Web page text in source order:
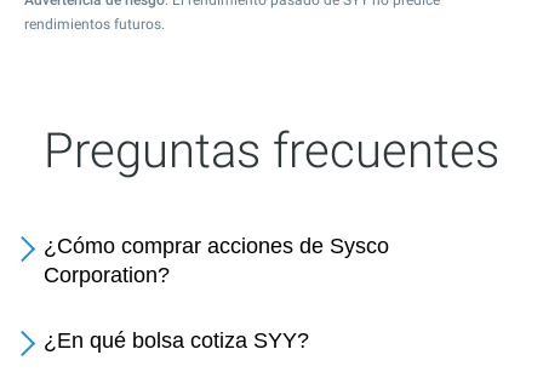
rendimientos futuros.
Preguntas frecuentes
¿Cómo comprar acciones de Sysco
Corporation?
¿En qué bolsa cotiza SYY?